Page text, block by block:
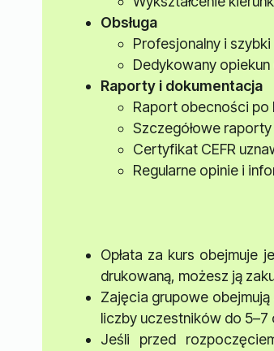
Obsługa
Profesjonalny i
Dedykowany
Raporty i dokumentacja
Raport obecności po
Szczegółowe
Certyfikat CEFR
Regularne opinie i
Opłata za kurs obejmuje
drukowaną, możesz ją
Zajęcia grupowe
liczby uczestników do 5–7
Jeśli przed